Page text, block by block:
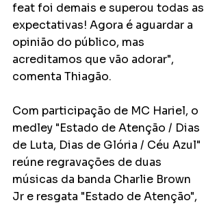
feat foi demais e superou todas as
expectativas! Agora é aguardar a
opinião do público, mas
acreditamos que vão adorar",
comenta Thiagão.
Com participação de MC Hariel, o
medley "Estado de Atenção / Dias
de Luta, Dias de Glória / Céu Azul"
reúne regravações de duas
músicas da banda Charlie Brown
Jr e resgata "Estado de Atenção",